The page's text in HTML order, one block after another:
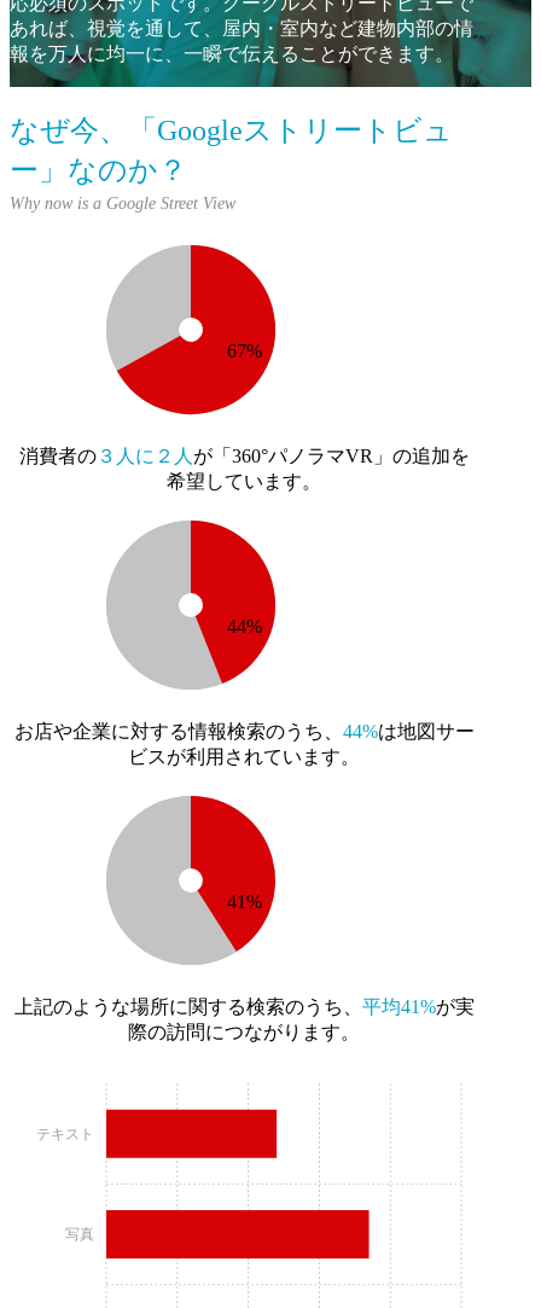
あれば、視覚を通して、
屋内・室内など建物内部の情
報を万人に均一に、一瞬で伝えることができます。
なぜ今、「Googleストリートビュ
ー」なのか？
67%
消費者の３人に２人 が「360°パノラマVR」の追加を
希望しています。
44%
お店や企業に対する情報検索のうち、 44%は地図サー
ビスが利用されています。
41%
上記のような場所に関する検索のうち、 平均41%が実
際の訪問につながります。
写真
テキスト